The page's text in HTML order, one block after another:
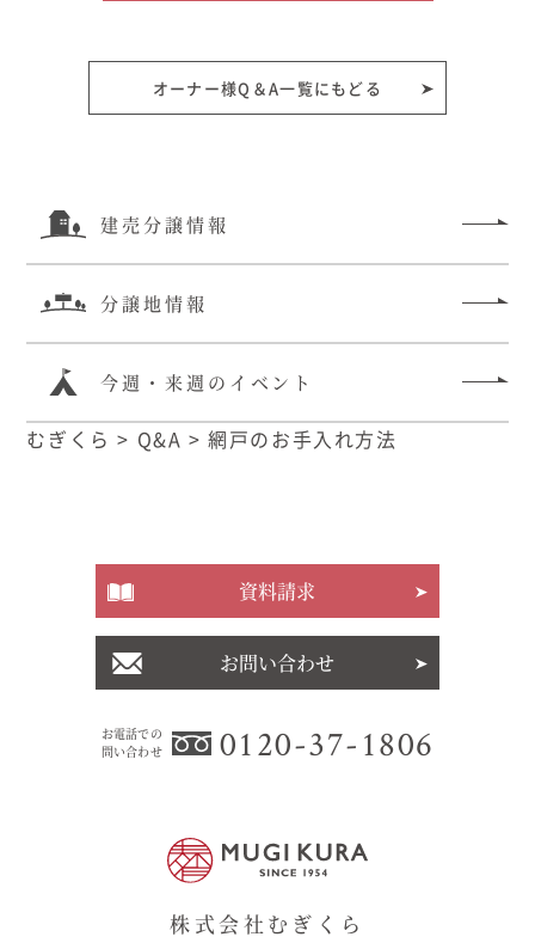
オーナー様Q＆A一覧にもどる
建売分譲情報
分譲地情報
今週・来週のイベント
むぎくら > Q&A >網戸のお手入れ方法
お電話での
問い合わせ
0120-37-1806
資料請求
お問い合わせ
株式会社むぎくら